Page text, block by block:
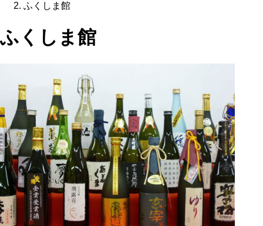
ふくしま館
ふくしま館